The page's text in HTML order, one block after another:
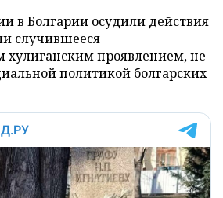
в Болгарии осудили действия
случившееся
хулиганским проявлением, не
политикой болгарских